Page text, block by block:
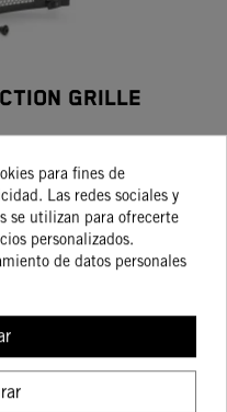
GRILLE
€
que aparecen en las
para fines de
Las redes sociales y
se utilizan para ofrecerte
personalizados.
de datos personales